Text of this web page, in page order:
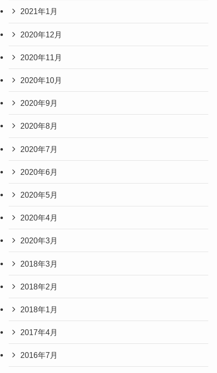
2021年1月
2020年12月
2020年11月
2020年10月
2020年9月
2020年8月
2020年7月
2020年6月
2020年5月
2020年4月
2020年3月
2018年3月
2018年2月
2018年1月
2017年4月
2016年7月